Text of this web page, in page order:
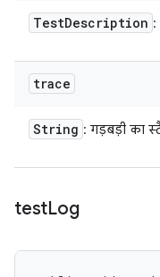
TestDescription :
trace
String : गड़बड़ी का
testLog